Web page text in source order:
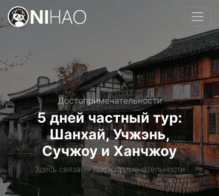
Достопримечательности
5 дней частный тур:
Шанхай, Учжэнь,
Сучжоу и Ханчжоу
Здесь связаны Достопримечательности